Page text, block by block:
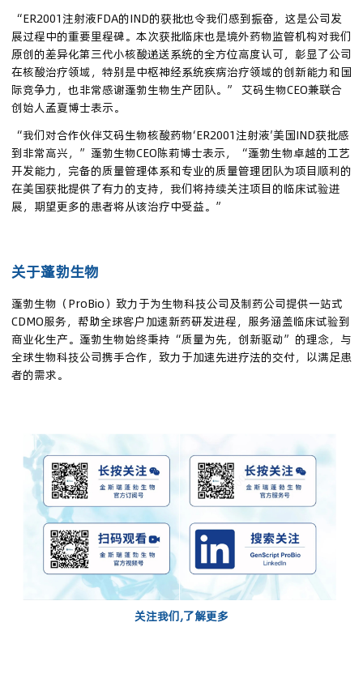
“ER2001注射液FDA的IND的获批也令我们感到振奋，这是公司发
展过程中的重要里程碑。本次获批临床也是境外药物监管机构对我们
原创的差异化第三代小核酸递送系统的全方位高度认可，彰显了公司
在核酸治疗领域，特别是中枢神经系统疾病治疗领域的创新能力和国
际竞争力，也非常感谢蓬勃生物生产团队。” 艾码生物CEO兼联合
创始人孟夏博士表示。
“我们对合作伙伴艾码生物核酸药物‘ER2001注射液’美国IND获批感
到非常高兴，”蓬勃生物CEO陈莉博士表示，“蓬勃生物卓越的工艺
开发能力，完备的质量管理体系和专业的质量管理团队为项目顺利的
在美国获批提供了有力的支持，我们将持续关注项目的临床试验进
展，期望更多的患者将从该治疗中受益。”
关于蓬勃生物
蓬勃生物（ProBio）致力于为生物科技公司及制药公司提供一站式
CDMO服务，帮助全球客户加速新药研发进程，服务涵盖临床试验到
商业化生产。蓬勃生物始终秉持“质量为先，创新驱动”的理念，与
全球生物科技公司携手合作，致力于加速先进疗法的交付，以满足患
者的需求。
关注我们,了解更多